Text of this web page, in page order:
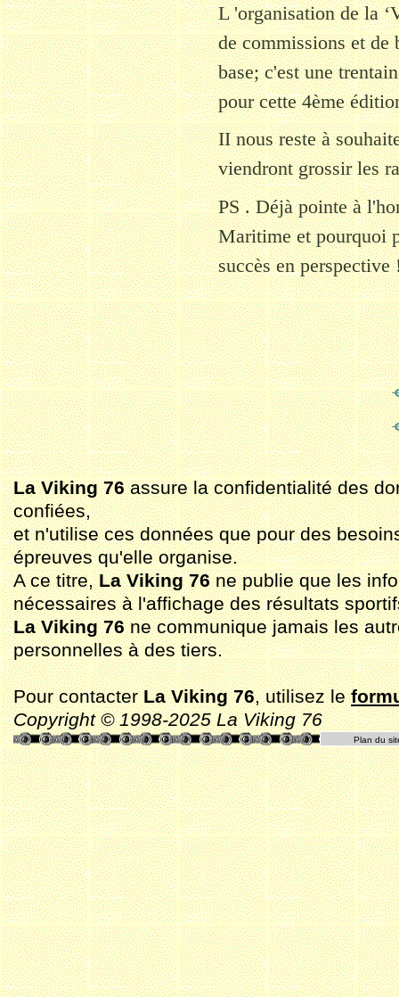
L 'organisation de la
de commissions et de
base; c'est une
pour cette 4ème
II nous reste à
viendront grossir les
PS . Déjà pointe à
Maritime et pourquoi
succès en perspective
La Viking 76assure la confidentialité des
confiées,
et n'utilise ces données que pour des
épreuves qu'elle organise.
A ce titre,La Viking 76ne publie que les
nécessaires à l'affichage des résultats
La Viking 76ne communique jamais les
personnelles à des tiers.
Pour contacterLa Viking 76, utilisez le
Copyright © 1998-2025 La Viking 76
Plan du